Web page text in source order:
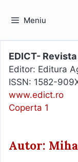
Meniu
EDICT-
Editor: Editura
ISSN: 1582-
www.edict.ro
Coperta 1
Autor: